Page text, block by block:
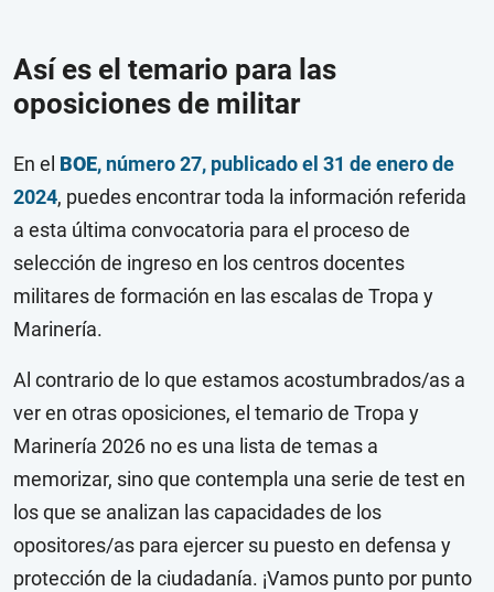
Así es el temario para las
oposiciones de militar
En el BOE, número 27, publicado el 31 de enero de
2024, puedes encontrar toda la información referida
a esta última convocatoria para el proceso de
selección de ingreso en los centros docentes
militares de formación en las escalas de Tropa y
Marinería.
Al contrario de lo que estamos acostumbrados/as a
ver en otras oposiciones, el temario de Tropa y
Marinería 2026 no es una lista de temas a
memorizar, sino que contempla una serie de test en
los que se analizan las capacidades de los
opositores/as para ejercer su puesto en defensa y
protección de la ciudadanía. ¡Vamos punto por punto